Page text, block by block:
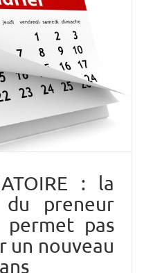
: la
du preneur
pas
un nouveau